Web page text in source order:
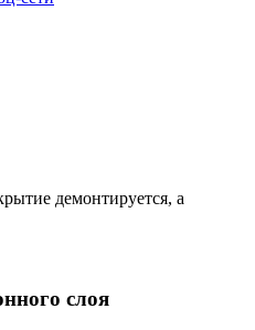
демонтируется, а
слоя